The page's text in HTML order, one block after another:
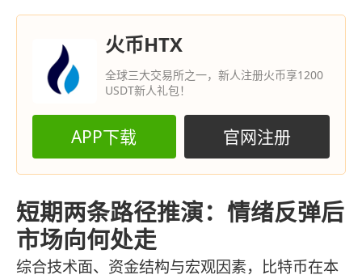
火币HTX
全球三大交易所之一，新人注册火币享1200
USDT新人礼包！
APP下载 官网注册
短期两条路径推演：情绪反弹后
市场向何处走
综合技术面、资金结构与宏观因素，比特币在本